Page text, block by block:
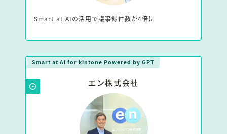
Smart at AIの活用で議事録件数が4倍に
Smart at AI for kintone Powered by GPT
エン株式会社